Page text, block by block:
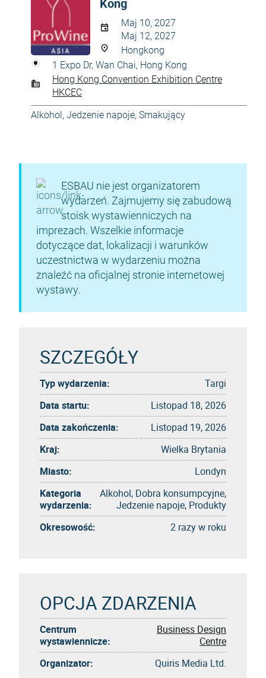
Kong
Maj 10, 2027
Maj 12, 2027
Hongkong
1 Expo Dr, Wan Chai, Hong Kong
Hong Kong Convention Exhibition Centre
HKCEC
Alkohol, Jedzenie napoje, Smakujący
ESBAU nie jest organizatorem
wydarzeń. Zajmujemy się zabudową
stoisk wystawienniczych na
imprezach. Wszelkie informacje
dotyczące dat, lokalizacji i warunków
uczestnictwa w wydarzeniu można
znaleźć na oficjalnej stronie internetowej
wystawy.
SZCZEGÓŁY
Typ wydarzenia:
Targi
Data startu:
Listopad 18, 2026
Data zakończenia:
Listopad 19, 2026
Kraj:
Wielka Brytania
Miasto:
Londyn
Kategoria
wydarzenia:
Alkohol, Dobra konsumpcyjne,
Jedzenie napoje, Produkty
Okresowość:
2 razy w roku
OPCJA ZDARZENIA
Centrum
wystawiennicze:
Business Design
Centre
Organizator:
Quiris Media Ltd.